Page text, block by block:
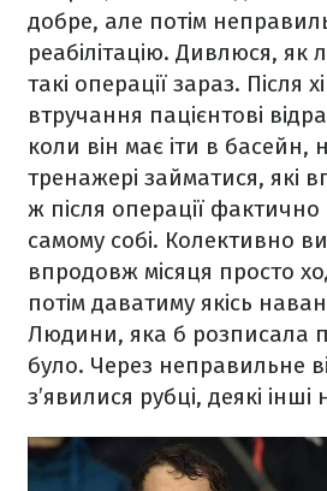
добре, але потім
реабілітацію. Дивлюся, як
такі операції зараз. Після
втручання пацієнтові
коли він має іти в басейн,
тренажері займатися, які
ж після операції
самому собі. Колективно
впродовж місяця просто
потім даватиму якісь
Людини, яка б розписала
було. Через неправильне
з’явилися рубці, деякі